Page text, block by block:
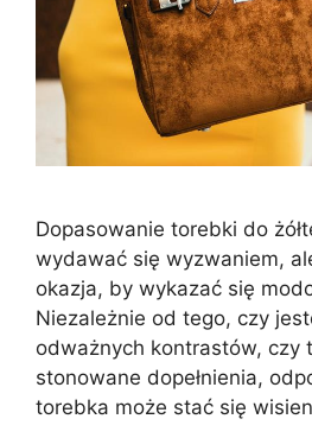
Dopasowanie torebki do
wydawać się wyzwaniem,
okazja, by wykazać się
Niezależnie od tego, czy
odważnych kontrastów, czy
stonowane dopełnienia,
torebka może stać się